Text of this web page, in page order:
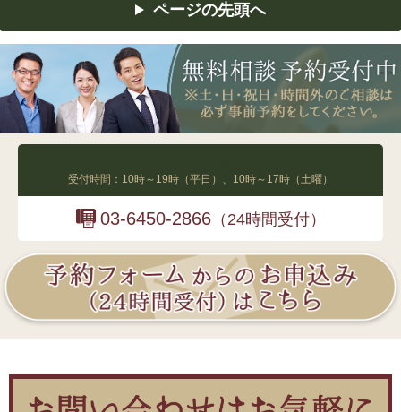
ページの先頭へ
受付時間：10時～19時（平日）、10時～17時（土曜）
03-6450-2866（24時間受付）